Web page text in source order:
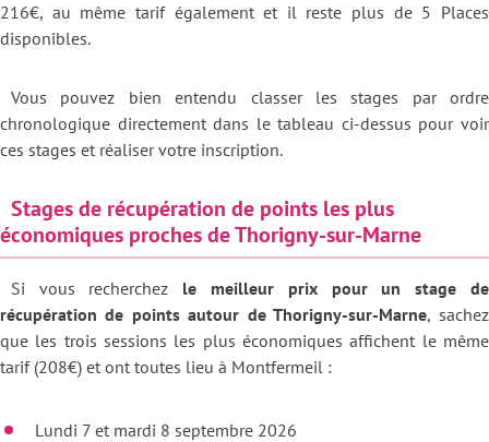
216€, au même tarif également et il reste plus de 5 Places
disponibles.
Vous pouvez bien entendu classer les stages par ordre
chronologique directement dans le tableau ci-dessus pour voir
ces stages et réaliser votre inscription.
Stages de récupération de points les plus
économiques proches de Thorigny-sur-Marne
Si vous recherchez le meilleur prix pour un stage de
récupération de points autour de Thorigny-sur-Marne, sachez
que les trois sessions les plus économiques affichent le même
tarif (208€) et ont toutes lieu à Montfermeil :
Lundi 7 et mardi 8 septembre 2026